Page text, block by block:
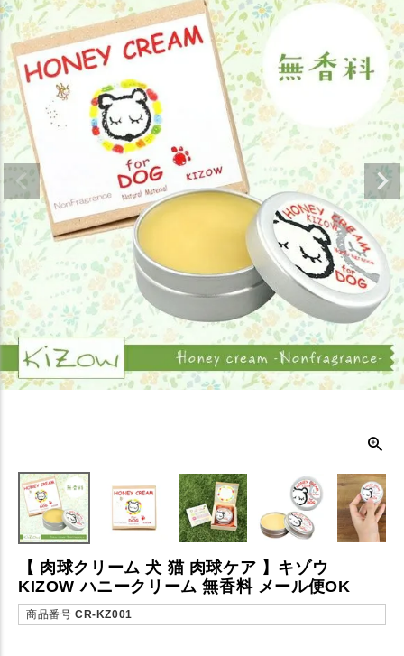
【 肉球クリーム 犬 猫 肉球ケア 】キゾウ
KIZOW ハニークリーム 無香料 メール便OK
商品番号 CR-KZ001